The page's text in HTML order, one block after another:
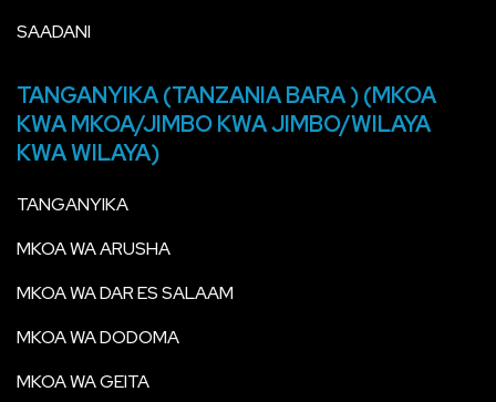
SAADANI
TANGANYIKA (TANZANIA BARA ) (MKOA
KWA MKOA/JIMBO KWA JIMBO/WILAYA
KWA WILAYA)
TANGANYIKA
MKOA WA ARUSHA
MKOA WA DAR ES SALAAM
MKOA WA DODOMA
MKOA WA GEITA